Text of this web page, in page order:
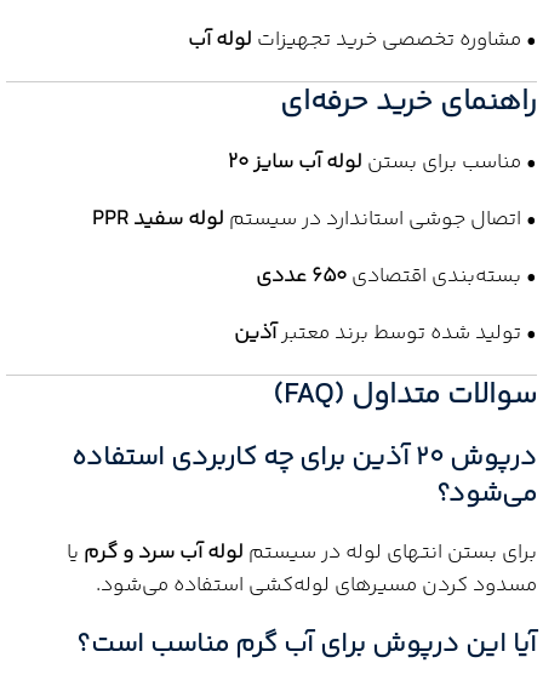
• مشاوره تخصصی خرید تجهیزات لوله آب
راهنمای خرید حرفه‌ای
• مناسب برای بستن لوله آب سایز 20
• اتصال جوشی استاندارد در سیستم لوله سفید PPR
• بسته‌بندی اقتصادی650 عددی
• تولید شده توسط برند معتبرآذین
سوالات متداول (FAQ)
درپوش 20 آذین برای چه کاربردی استفاده
می‌شود؟
برای بستن انتهای لوله در سیستم لوله آب سرد و گرم یا
مسدود کردن مسیرهای لوله‌کشی استفاده می‌شود.
آیا این درپوش برای آب گرم مناسب است؟